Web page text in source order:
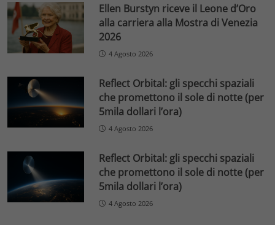
Ellen Burstyn riceve il Leone d’Oro
alla carriera alla Mostra di Venezia
2026
4 Agosto 2026
Reflect Orbital: gli specchi spaziali
che promettono il sole di notte (per
5mila dollari l’ora)
4 Agosto 2026
Reflect Orbital: gli specchi spaziali
che promettono il sole di notte (per
5mila dollari l’ora)
4 Agosto 2026